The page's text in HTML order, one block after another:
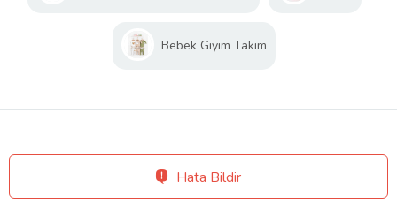
Bebek Giyim Takım
Hata Bildir